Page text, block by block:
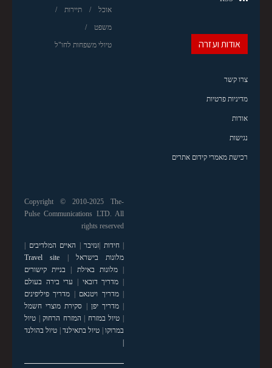
אוכל תיירות
משפט
טיולי משפחות לחו"ל אודות ועזרה
צרו קשר
מדיניות פרטיות
אודות
נגישות
רכישת מאמרי קידום אתרים
Copyright © 2010-2025 The-
Pulse Communications LTD. All
rights reserved
|חידות זנזיבר האיים המלדיבים
מלונות בישראל
Travel site
|מלונות באילת
בניית קישורים
מדריך דובאי
ערי בירה בעולם
|מדריך ויטנאם
מדריך פיליפינים
|מדריך יפן
סקירת מוצרי חשמל
טיול במזרח המזרח הרחוק| טיול
במרוקו| טיול בתאילנד| טיול בהולנד